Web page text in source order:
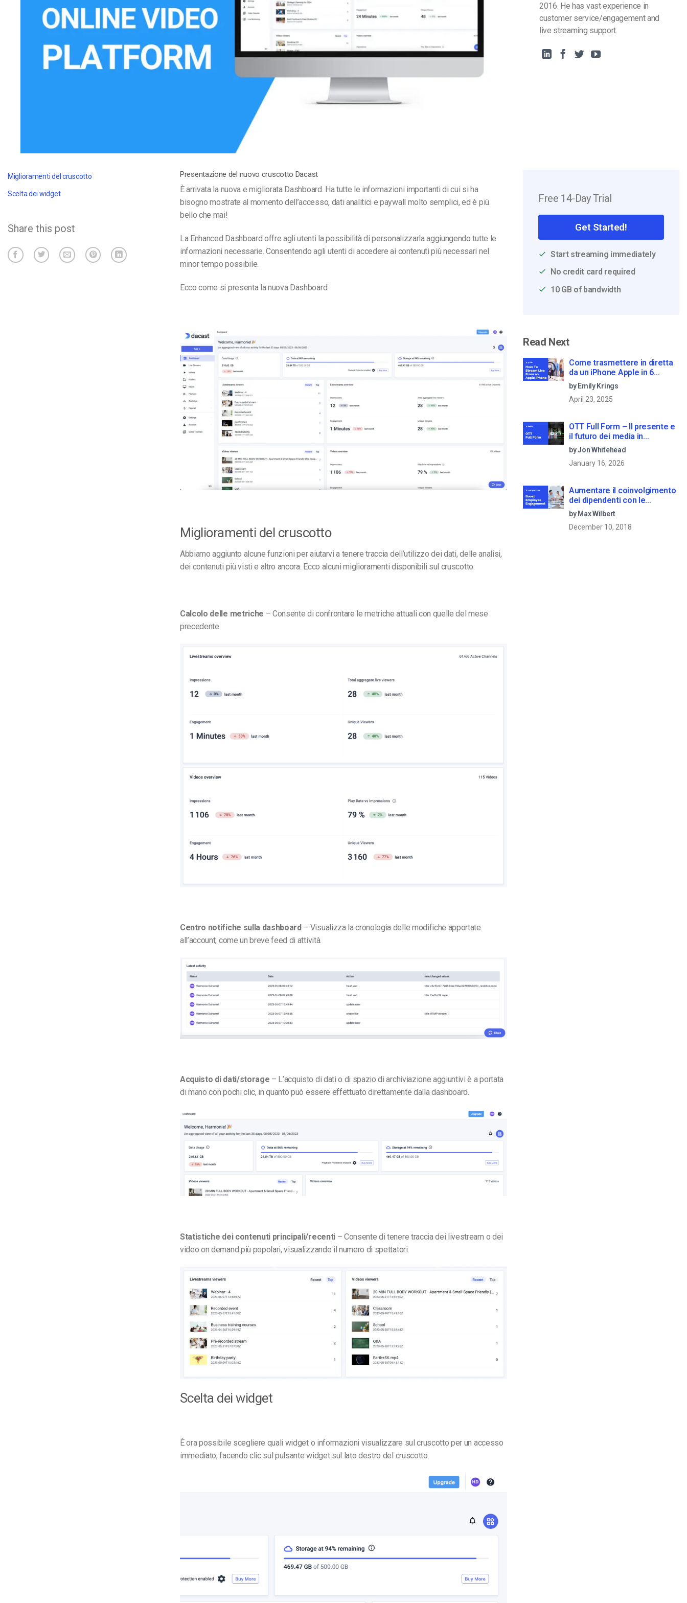
Video CMS
Privacy e Sicurezza
Monetizzazione Video
2016. He has vast experience in
customer service/engagement and
live streaming support.
Miglioramenti del cruscotto
Scelta dei widget
Share this post
Presentazione del nuovo cruscotto Dacast
È arrivata la nuova e migliorata Dashboard. Ha tutte le informazioni importanti di cui si ha
bisogno mostrate al momento dell’accesso, dati analitici e paywall molto semplici, ed è più
bello che mai!
La Enhanced Dashboard offre agli utenti la possibilità di personalizzarla aggiungendo tutte le
informazioni necessarie. Consentendo agli utenti di accedere ai contenuti più necessari nel
minor tempo possibile.
Ecco come si presenta la nuova Dashboard:
Miglioramenti del cruscotto
Abbiamo aggiunto alcune funzioni per aiutarvi a tenere traccia dell’utilizzo dei dati, delle analisi,
dei contenuti più visti e altro ancora. Ecco alcuni miglioramenti disponibili sul cruscotto:
Calcolo delle metriche – Consente di confrontare le metriche attuali con quelle del mese
precedente.
Centro notifiche sulla dashboard – Visualizza la cronologia delle modifiche apportate
all’account, come un breve feed di attività.
Acquisto di dati/storage – L’acquisto di dati o di spazio di archiviazione aggiuntivi è a portata
di mano con pochi clic, in quanto può essere effettuato direttamente dalla dashboard.
Statistiche dei contenuti principali/recenti – Consente di tenere traccia dei livestream o dei
video on demand più popolari, visualizzando il numero di spettatori.
Scelta dei widget
È ora possibile scegliere quali widget o informazioni visualizzare sul cruscotto per un accesso
immediato, facendo clic sul pulsante widget sul lato destro del cruscotto.
Free 14-Day Trial
Get Started!
Start streaming immediately
No credit card required
10 GB of bandwidth
Read Next
Come trasmettere in diretta
da un iPhone Apple in 6
semplici passi
by Emily Krings
April 23, 2025
OTT Full Form – Il presente e
il futuro dei media in
streaming
by Jon Whitehead
January 16, 2026
Aumentare il coinvolgimento
dei dipendenti con le
comunicazioni aziendali in
live streaming
by Max Wilbert
December 10, 2018